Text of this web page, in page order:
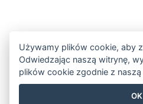
Używamy plików cookie, aby
Odwiedzając naszą witrynę,
plików cookie zgodnie z naszą
OK